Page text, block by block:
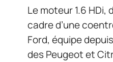
Le moteur 1.6 HDi,
cadre d’une
Ford, équipe
des Peugeot et